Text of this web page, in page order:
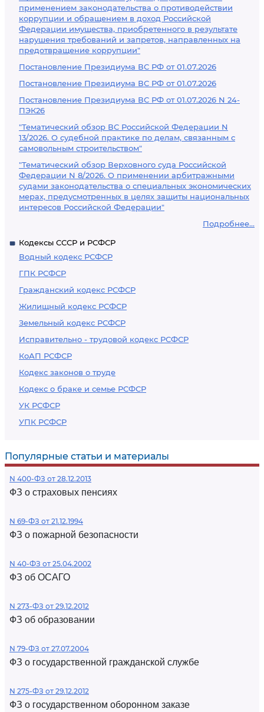
применением законодательства о противодействии
коррупции и обращением в доход Российской
Федерации имущества, приобретенного в результате
нарушения требований и запретов, направленных на
предотвращение коррупции"
Постановление Президиума ВС РФ от 01.07.2026
Постановление Президиума ВС РФ от 01.07.2026
Постановление Президиума ВС РФ от 01.07.2026 N 24-
ПЭК26
"Тематический обзор ВС Российской Федерации N
13/2026. О судебной практике по делам, связанным с
самовольным строительством"
"Тематический обзор Верховного суда Российской
Федерации N 8/2026. О применении арбитражными
судами законодательства о специальных экономических
мерах, предусмотренных в целях защиты национальных
интересов Российской Федерации"
Подробнее...
Кодексы СССР и РСФСР
Водный кодекс РСФСР
ГПК РСФСР
Гражданский кодекс РСФСР
Жилищный кодекс РСФСР
Земельный кодекс РСФСР
Исправительно - трудовой кодекс РСФСР
КоАП РСФСР
Кодекс законов о труде
Кодекс о браке и семье РСФСР
УК РСФСР
УПК РСФСР
Популярные статьи и материалы
N 400-ФЗ от 28.12.2013
ФЗ о страховых пенсиях
N 69-ФЗ от 21.12.1994
ФЗ о пожарной безопасности
N 40-ФЗ от 25.04.2002
ФЗ об ОСАГО
N 273-ФЗ от 29.12.2012
ФЗ об образовании
N 79-ФЗ от 27.07.2004
ФЗ о государственной гражданской службе
N 275-ФЗ от 29.12.2012
ФЗ о государственном оборонном заказе